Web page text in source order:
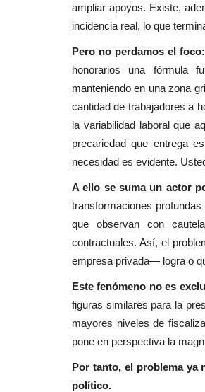
ampliar apoyos. Existe,
incidencia real, lo que
Pero no perdamos el
honorarios una fórmula
manteniendo en una zona
cantidad de trabajadores a
la variabilidad laboral que
precariedad que entrega
necesidad es evidente.
A ello se suma un actor
transformaciones
que observan con
contractuales. Así, el
empresa privada— logra o
Este fenómeno no es
figuras similares para la
mayores niveles de
pone en perspectiva la
Por tanto, el problema ya
político.